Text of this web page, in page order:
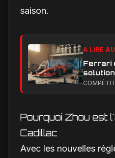
saison.
À LIRE
Ferrari
pour
Pourquoi Zhou est
Cadillac
Avec les nouvelles